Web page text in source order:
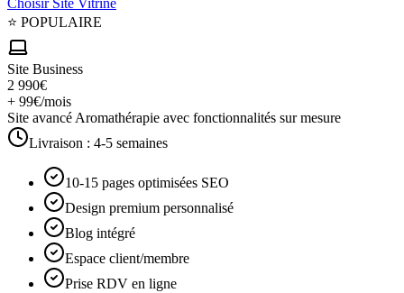
Choisir Site Vitrine
⭐ POPULAIRE
Site Business
2 990€
+ 99€/mois
Site avancé Aromathérapie avec fonctionnalités sur mesure
Livraison : 4-5 semaines
10-15 pages optimisées SEO
Design premium personnalisé
Blog intégré
Espace client/membre
Prise RDV en ligne